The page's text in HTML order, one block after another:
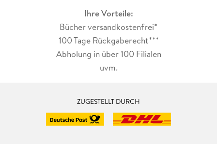
Ihre Vorteile:
Bücher versandkostenfrei*
100 Tage Rückgaberecht***
Abholung in über 100 Filialen
uvm.
ZUGESTELLT DURCH